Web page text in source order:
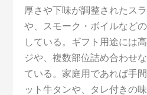
厚さや下味が調整されたス
や、スモーク・ボイルなど
している。ギフト用途には
ジや、複数部位詰め合わせ
ている。家庭用であれば手
ット牛タンや、タレ付きの